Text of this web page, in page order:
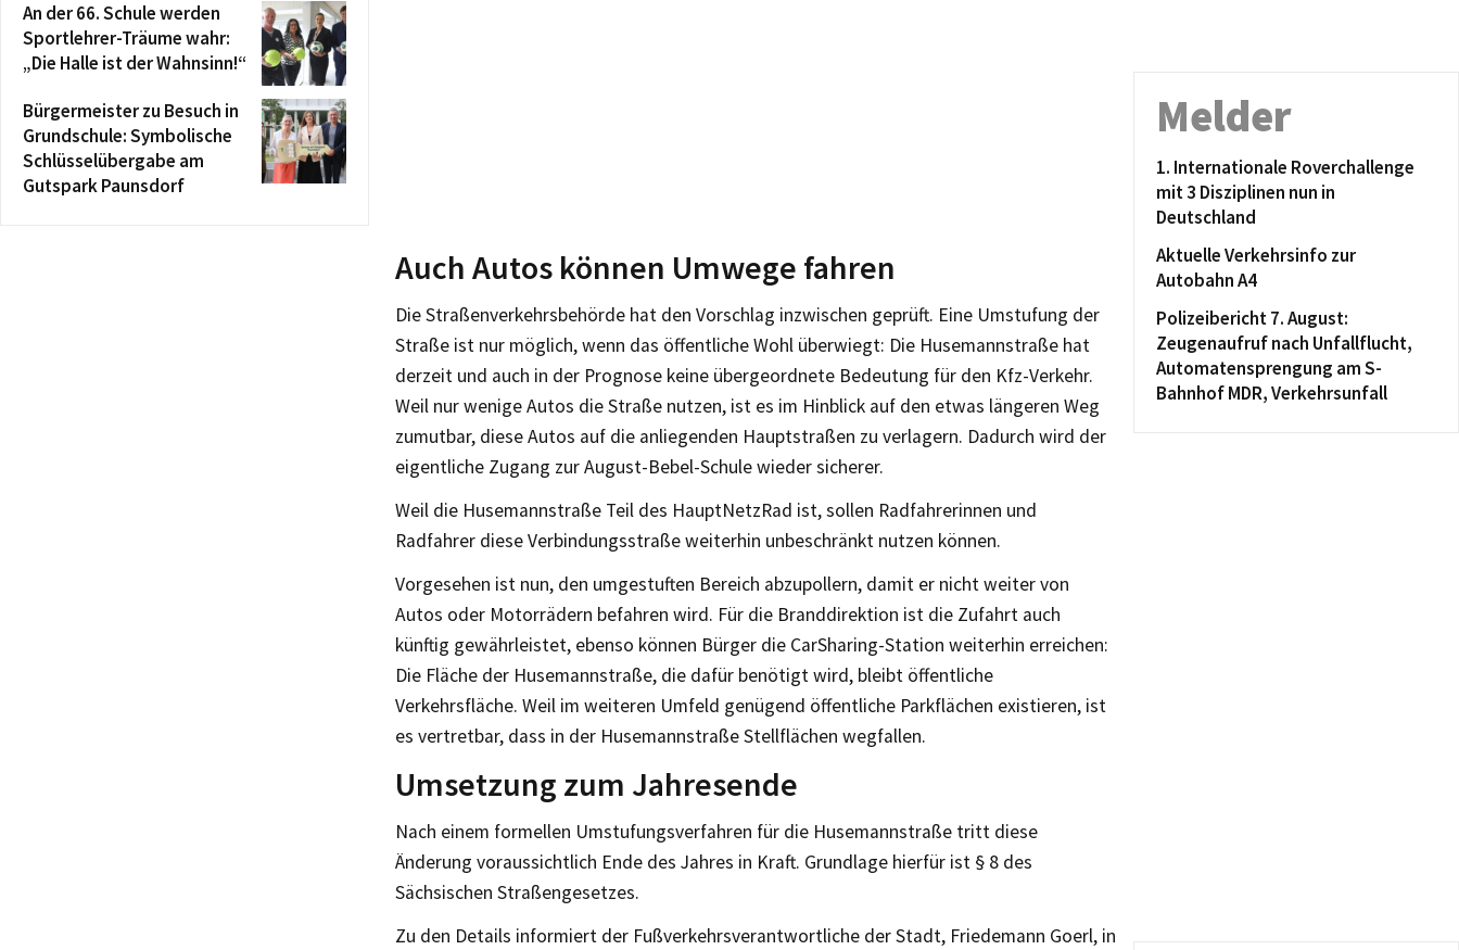
Auch Autos können Umwege fahren
Die Straßenverkehrsbehörde hat den Vorschlag inzwischen geprüft. Eine Umstufung der
Straße ist nur möglich, wenn das öffentliche Wohl überwiegt: Die Husemannstraße hat
derzeit und auch in der Prognose keine übergeordnete Bedeutung für den Kfz-Verkehr.
Weil nur wenige Autos die Straße nutzen, ist es im Hinblick auf den etwas längeren Weg
zumutbar, diese Autos auf die anliegenden Hauptstraßen zu verlagern. Dadurch wird der
eigentliche Zugang zur August-Bebel-Schule wieder sicherer.
Weil die Husemannstraße Teil des HauptNetzRad ist, sollen Radfahrerinnen und
Radfahrer diese Verbindungsstraße weiterhin unbeschränkt nutzen können.
Vorgesehen ist nun, den umgestuften Bereich abzupollern, damit er nicht weiter von
Autos oder Motorrädern befahren wird. Für die Branddirektion ist die Zufahrt auch
künftig gewährleistet, ebenso können Bürger die CarSharing-Station weiterhin erreichen:
Die Fläche der Husemannstraße, die dafür benötigt wird, bleibt öffentliche
Verkehrsfläche. Weil im weiteren Umfeld genügend öffentliche Parkflächen existieren, ist
es vertretbar, dass in der Husemannstraße Stellflächen wegfallen.
Umsetzung zum Jahresende
Nach einem formellen Umstufungsverfahren für die Husemannstraße tritt diese
Änderung voraussichtlich Ende des Jahres in Kraft. Grundlage hierfür ist § 8 des
Sächsischen Straßengesetzes.
Zu den Details informiert der Fußverkehrsverantwortliche der Stadt, Friedemann Goerl, in
An der 66. Schule werden
Sportlehrer-Träume wahr:
„Die Halle ist der Wahnsinn!“
Bürgermeister zu Besuch in
Grundschule: Symbolische
Schlüsselübergabe am
Gutspark Paunsdorf
Melder
1. Internationale Roverchallenge
mit 3 Disziplinen nun in
Deutschland
Aktuelle Verkehrsinfo zur
Autobahn A4
Polizeibericht 7. August:
Zeugenaufruf nach Unfallflucht,
Automatensprengung am S-
Bahnhof MDR, Verkehrsunfall